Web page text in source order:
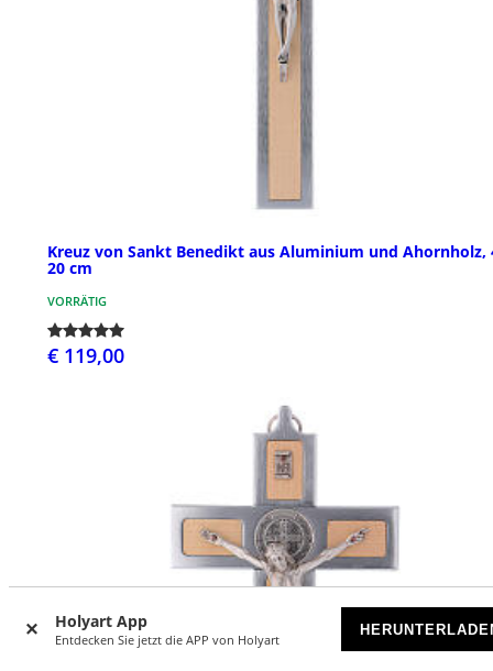
Holyart App
Entdecken Sie jetzt die APP von Holyart
Kreuz von Sankt Benedikt aus Aluminium und Ahornholz,
20 cm
VORRÄTIG
€ 119,00